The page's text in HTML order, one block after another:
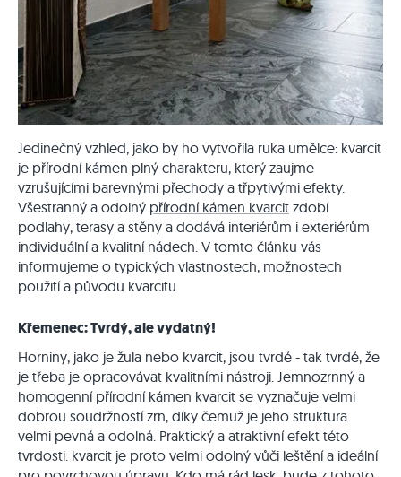
Jedinečný vzhled, jako by ho vytvořila ruka umělce: kvarcit
je přírodní kámen plný charakteru, který zaujme
vzrušujícími barevnými přechody a třpytivými efekty.
Všestranný a odolný přírodní kámen kvarcit zdobí
podlahy, terasy a stěny a dodává interiérům i exteriérům
individuální a kvalitní nádech. V tomto článku vás
informujeme o typických vlastnostech, možnostech
použití a původu kvarcitu.
Křemenec: Tvrdý, ale vydatný!
Horniny, jako je žula nebo kvarcit, jsou tvrdé - tak tvrdé, že
je třeba je opracovávat kvalitními nástroji. Jemnozrnný a
homogenní přírodní kámen kvarcit se vyznačuje velmi
dobrou soudržností zrn, díky čemuž je jeho struktura
velmi pevná a odolná. Praktický a atraktivní efekt této
tvrdosti: kvarcit je proto velmi odolný vůči leštění a ideální